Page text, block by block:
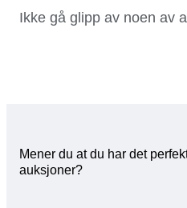
Ikke gå glipp av noen av
Mener du at du har det
auksjoner?